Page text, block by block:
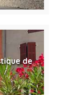
de